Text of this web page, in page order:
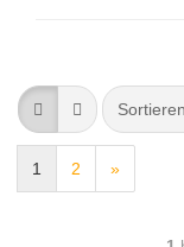
1 2 »